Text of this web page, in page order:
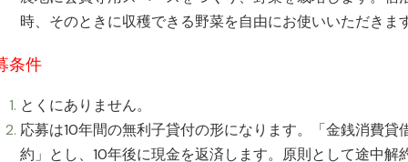
時、そのときに収穫できる野菜を自由にお使いいただきます
条件
とくにありません。
応募は10年間の無利子貸付の形になります。「金銭消費貸
約」とし、10年後に現金を返済します。原則として途中解